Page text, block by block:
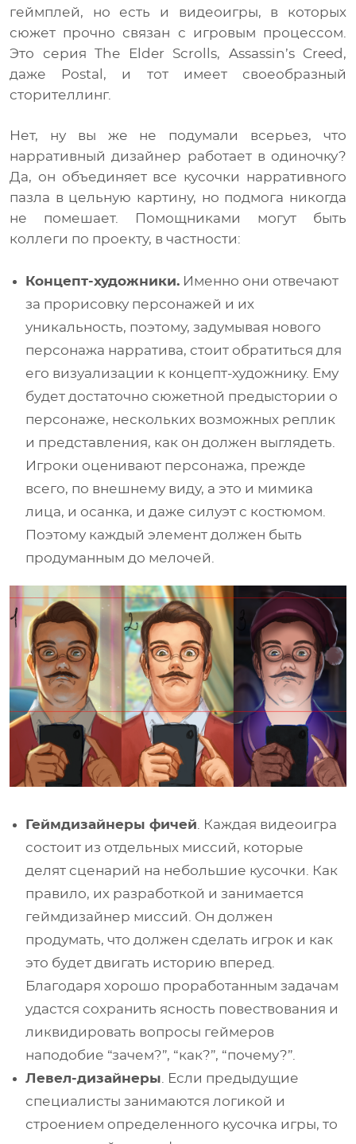
геймплей, но есть и видеоигры, в которых
сюжет прочно связан с игровым процессом.
Это серия The Elder Scrolls, Assassin’s Creed,
даже Postal, и тот имеет своеобразный
сторителлинг.
Нет, ну вы же не подумали всерьез, что
нарративный дизайнер работает в одиночку?
Да, он объединяет все кусочки нарративного
пазла в цельную картину, но подмога никогда
не помешает. Помощниками могут быть
коллеги по проекту, в частности:
Концепт-художники. Именно они отвечают
за прорисовку персонажей и их
уникальность, поэтому, задумывая нового
персонажа нарратива, стоит обратиться для
его визуализации к концепт-художнику. Ему
будет достаточно сюжетной предыстории о
персонаже, нескольких возможных реплик
и представления, как он должен выглядеть.
Игроки оценивают персонажа, прежде
всего, по внешнему виду, а это и мимика
лица, и осанка, и даже силуэт с костюмом.
Поэтому каждый элемент должен быть
продуманным до мелочей.
Геймдизайнеры фичей. Каждая видеоигра
состоит из отдельных миссий, которые
делят сценарий на небольшие кусочки. Как
правило, их разработкой и занимается
геймдизайнер миссий. Он должен
продумать, что должен сделать игрок и как
это будет двигать историю вперед.
Благодаря хорошо проработанным задачам
удастся сохранить ясность повествования и
ликвидировать вопросы геймеров
наподобие “зачем?”, “как?”, “почему?”.
Левел-дизайнеры. Если предыдущие
специалисты занимаются логикой и
строением определенного кусочка игры, то